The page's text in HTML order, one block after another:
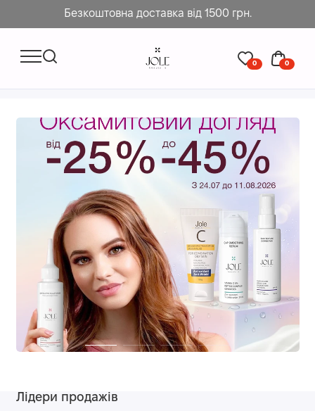
Безкоштовна доставка від 1500 грн.
0 0
Лідери продажів